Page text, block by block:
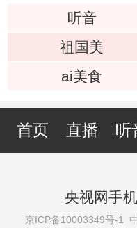
听音
祖国美
ai美食
首页 直播 听
央视网手
京ICP备10003349号-1